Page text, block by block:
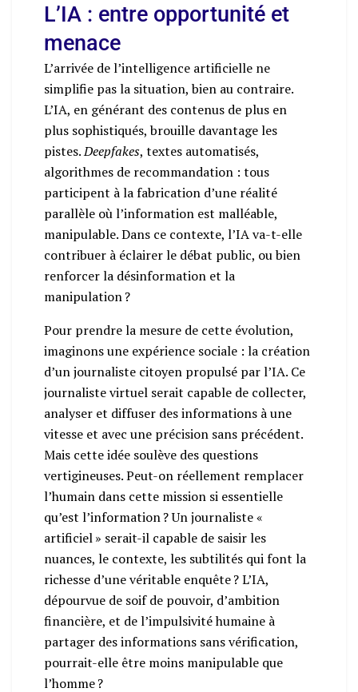
L’IA : entre opportunité et
menace
L’arrivée de l’intelligence artificielle ne
simplifie pas la situation, bien au contraire.
L’IA, en générant des contenus de plus en
plus sophistiqués, brouille davantage les
pistes.Deepfakes, textes automatisés,
algorithmes de recommandation : tous
participent à la fabrication d’une réalité
parallèle où l’information est malléable,
manipulable. Dans ce contexte, l’IA va-t-elle
contribuer à éclairer le débat public, ou bien
renforcer la désinformation et la
manipulation ?
Pour prendre la mesure de cette évolution,
imaginons une expérience sociale : la création
d’un journaliste citoyen propulsé par l’IA. Ce
journaliste virtuel serait capable de collecter,
analyser et diffuser des informations à une
vitesse et avec une précision sans précédent.
Mais cette idée soulève des questions
vertigineuses. Peut-on réellement remplacer
l’humain dans cette mission si essentielle
qu’est l’information ? Un journaliste «
artificiel » serait-il capable de saisir les
nuances, le contexte, les subtilités qui font la
richesse d’une véritable enquête ? L’IA,
dépourvue de soif de pouvoir, d’ambition
financière, et de l’impulsivité humaine à
partager des informations sans vérification,
pourrait-elle être moins manipulable que
l’homme ?